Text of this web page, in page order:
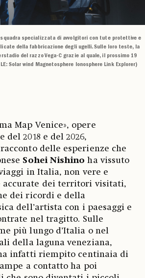
squadra specializzata di avvolgitori con tute protettive e
della fabbricazione degli ugelli. Sulle loro teste, la
del razzo Vega-C grazie al quale, il prossimo 19
Solar wind Magnetosphere Ionosphere Link Explorer)
Map Venice», opere
2018 e del 2026,
delle esperienze che
Sohei Nishino ha vissuto
in Italia, non vere e
accurate dei territori visitati,
dei ricordi e della
dell’artista con i paesaggi e
nel tragitto. Sulle
più lungo d’Italia o nel
della laguna veneziana,
infatti riempito centinaia di
a contatto ha poi